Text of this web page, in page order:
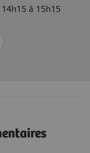
à 15h15